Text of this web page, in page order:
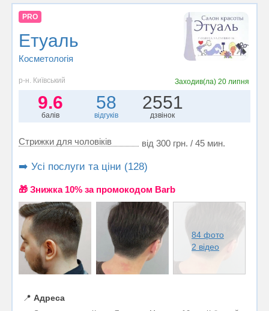
PRO
Етуаль
Косметологія
р-н. Київський Заходив(ла) 20 липня
9.6
балів
58
відгуків
2551
дзвінок
Стрижки для чоловіків від 300 грн. / 45 мин.
➡️ Усі послуги та ціни (128)
🎁 Знижка 10% за промокодом Barb
84 фото
2 відео
📍 Адреса